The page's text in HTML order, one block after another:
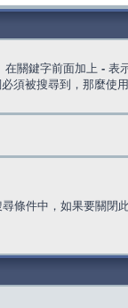
在關鍵字前面加上 - 表
須被搜尋到，那麼使
條件中，如果要關閉